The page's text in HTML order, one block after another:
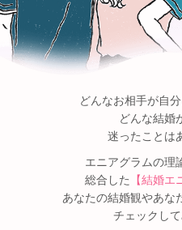
どんなお相手が自
どんな結婚
迷ったことは
エニアグラムの理
総合した
【結婚エ
あなたの結婚観やあな
チェックし